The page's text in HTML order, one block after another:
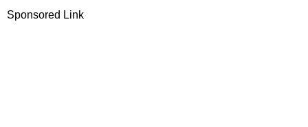
Sponsored Link